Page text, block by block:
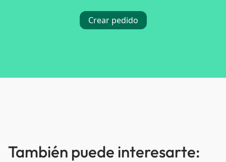
Crear pedido
También puede interesarte: